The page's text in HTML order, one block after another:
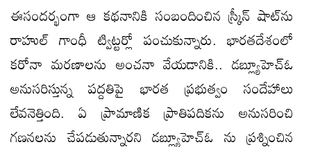
ఈసందర్భంగా ఆ కథనానికి సంబందించిన స్క్రీన్ షాట్‌ను
రాహుల్ గాంధీ ట్విట్టర్లో పంచుకున్నారు. భారతదేశంలో
కరోనా మరణాలను అంచనా వేయడానికి.. డబ్ల్యూహెచ్‌ఓ
అనుసరిస్తున్న పద్దతిపై భారత ప్రభుత్వం సందేహాలు
లేవనెత్తింది. ఏ ప్రామాణిక ప్రాతిపదికను అనుసరించి
గణనలను చేపడుతున్నారని డబ్ల్యూహెచ్‌ఓ ను ప్రశ్నించిన